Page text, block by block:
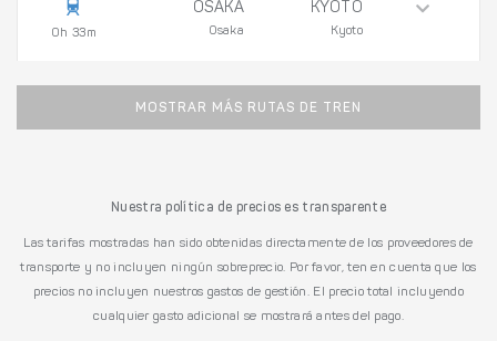
0h 33m
OSAKA
Osaka
KYOTO
Kyoto
MOSTRAR MÁS RUTAS DE TREN
Nuestra política de precios es transparente
Las tarifas mostradas han sido obtenidas directamente de los proveedores de
transporte y no incluyen ningún sobreprecio. Por favor, ten en cuenta que los
precios no incluyen nuestros gastos de gestión. El precio total incluyendo
cualquier gasto adicional se mostrará antes del pago.